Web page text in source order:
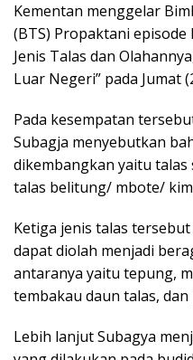
Kementan menggelar
(BTS) Propaktani episode
Jenis Talas dan
Luar Negeri” pada Jumat
Pada kesempatan
Subagja menyebutkan
dikembangkan yaitu
talas belitung/ mbote/
Ketiga jenis talas
dapat diolah menjadi
antaranya yaitu tepung,
tembakau daun talas,
Lebih lanjut Subagya